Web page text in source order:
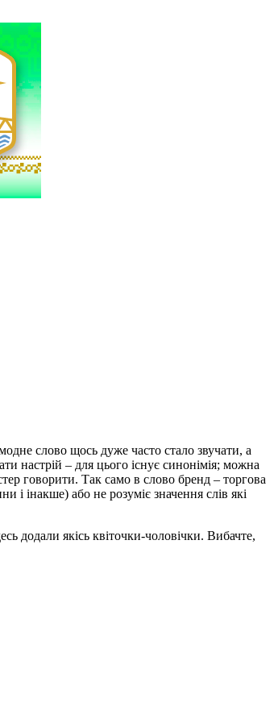
слово щось дуже часто стало звучати, а
настрій – для цього існує синонімія; можна
говорити. Так само в слово бренд – торгова
інакше) або не розуміє значення слів які
додали якісь квіточки-чоловічки. Вибачте,